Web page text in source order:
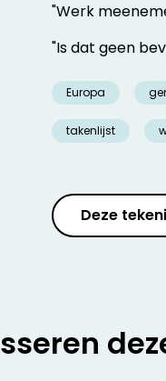
"Werk
"Is dat geen
Europa
takenlijst
Deze